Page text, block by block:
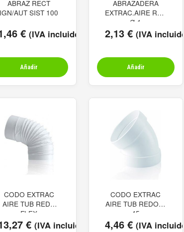
ABRAZ RECT
IGN/AUT SIST 100
€ (IVA incluido)
Añadir
ABRAZADERA
EXTRAC.AIRE RDA
Ø 1
2,13 € (IVA incluido)
Añadir
CODO EXTRAC
AIRE TUB REDO
FLEX
€ (IVA incluido)
CODO EXTRAC
AIRE TUB REDO Ø
45
4,46 € (IVA incluido)